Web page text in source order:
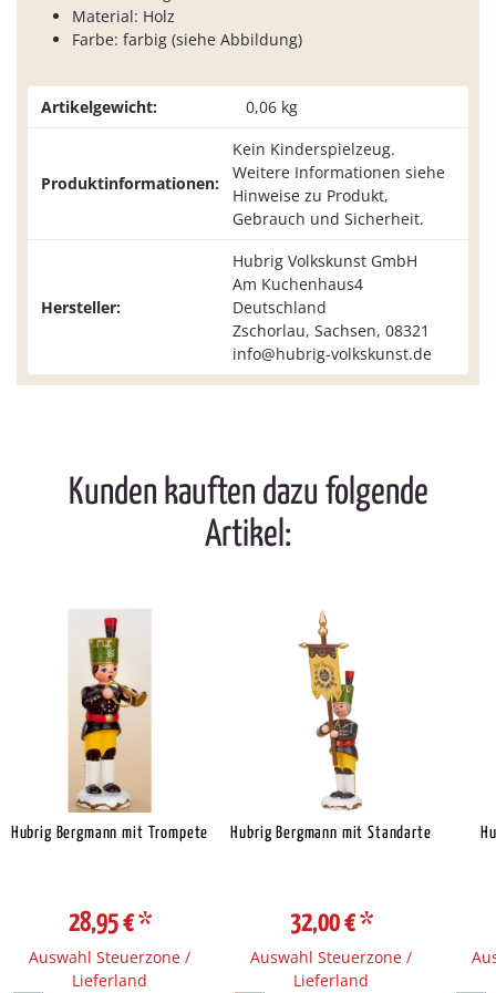
Material: Holz
Farbe: farbig (siehe Abbildung)
Artikelgewicht: 0,06 kg
Produktinformationen:
Kein Kinderspielzeug.
Weitere Informationen siehe
Hinweise zu Produkt,
Gebrauch und Sicherheit.
Hersteller:
Hubrig Volkskunst GmbH
Am Kuchenhaus4
Deutschland
Zschorlau, Sachsen, 08321
info@hubrig-volkskunst.de
Kunden kauften dazu folgende
Artikel:
Hubrig Bergmann mit Trompete
28,95 €*
Auswahl Steuerzone /
Lieferland
Hubrig Bergmann mit Standarte
32,00 €*
Auswahl Steuerzone /
Lieferland